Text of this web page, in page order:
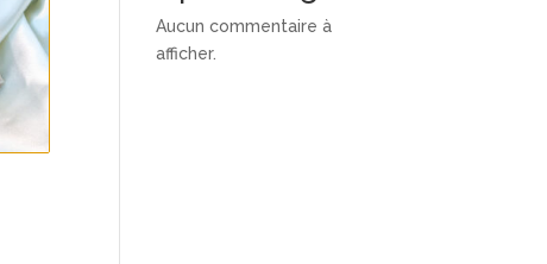
Aucun commentaire à
afficher.